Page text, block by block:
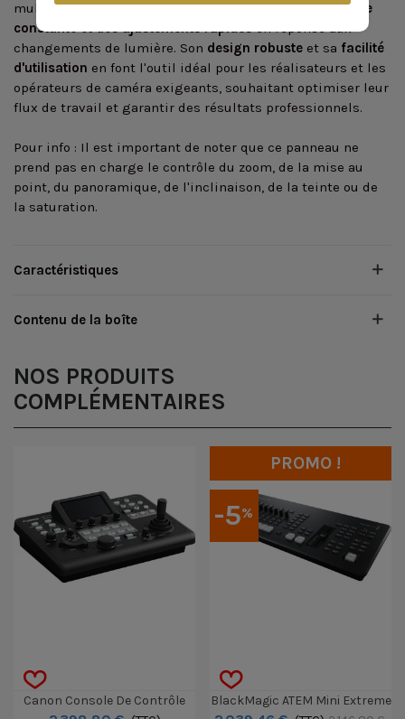
multi-caméras,ce panneau garantit une qualité d'image
constante et des ajustements rapidesen réponse aux
changements de lumière. Son design robuste et sa facilité
d'utilisation en font l'outil idéal pour les réalisateurs et les
opérateurs de caméra exigeants, souhaitant optimiser leur
flux de travail et garantir des résultats professionnels.
Pour info : Il est important de noter que ce panneau ne
prend pas en charge le contrôle du zoom, de la mise au
point, du panoramique, de l'inclinaison, de la teinte ou de
la saturation.
Caractéristiques
Contenu de la boîte
NOS PRODUITS
COMPLÉMENTAIRES
Canon Console De Contrôle
-5%
PROMO !
BlackMagic ATEM Mini Extreme